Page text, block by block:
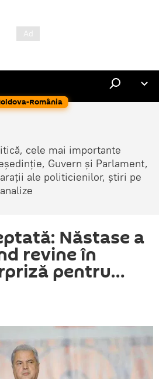
România
cele mai importante
Guvern și Parlament,
ale politicienilor, știri pe
Năstase a
revine în
pentru…